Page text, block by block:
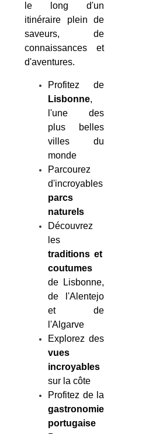
le long d'un
itinéraire plein de
saveurs, de
connaissances et
d'aventures.
Profitez de
Lisbonne,
l'une des
plus belles
villes du
monde
Parcourez
d'incroyables
parcs
naturels
Découvrez
les
traditions et
coutumes
de Lisbonne,
de l'Alentejo
et de
l'Algarve
Explorez des
vues
incroyables
sur la côte
Profitez de la
gastronomie
portugaise